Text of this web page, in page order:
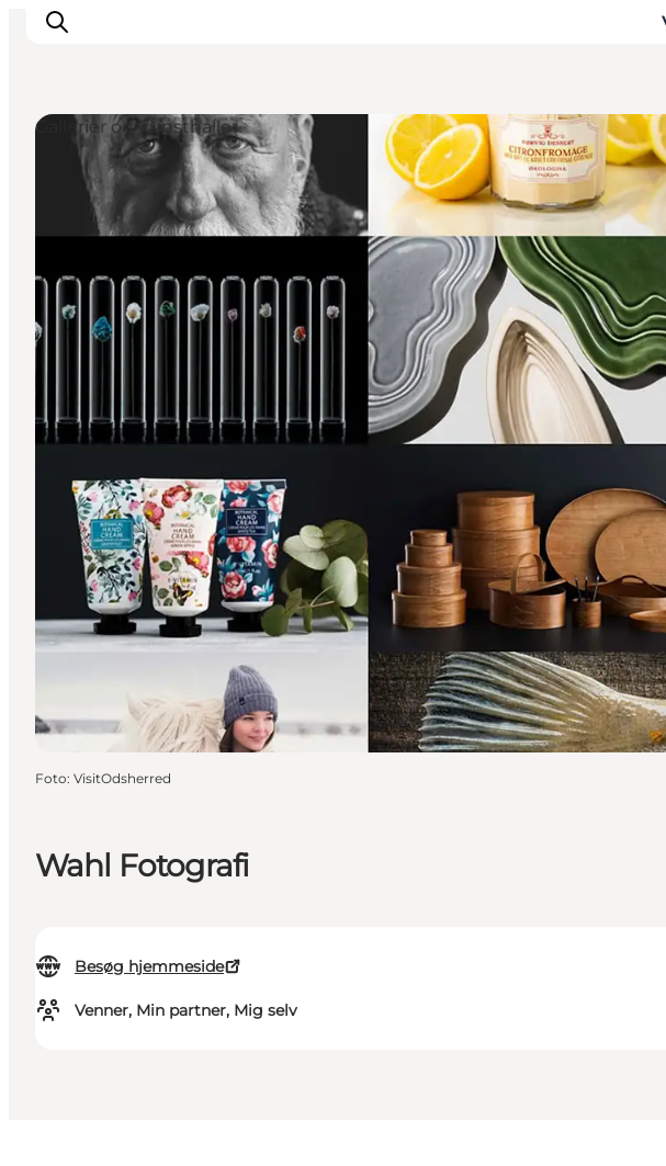
Inspiration
Destinationer
Overnatning
Planlæg ferien
Wahl Fotografi
Besøg hjemmeside
Venner, Min partner, Mig selv
Gallerier og kunsthaller
Foto: VisitOdsherred